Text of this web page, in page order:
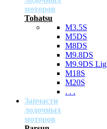
моторов
Tohatsu
M3.5S
M5DS
M8DS
M9.8DS
M9.9DS
M18S
M20S
. . .
Запчасти
лодочных
моторов